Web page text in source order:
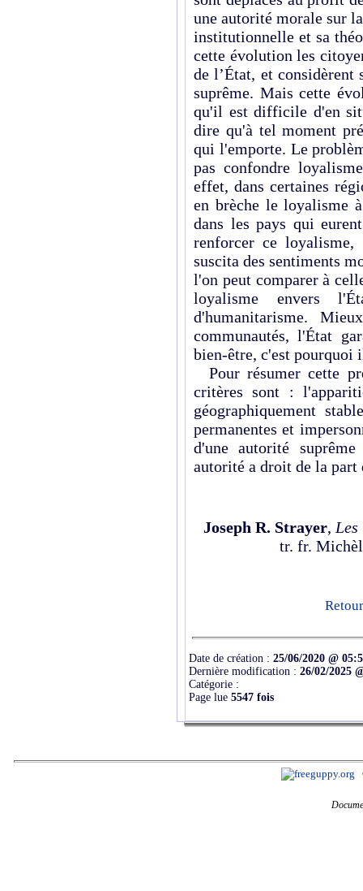
une autorité morale sur
institutionnelle et sa
cette évolution les
de l’État, et considèrent
suprême. Mais cette
qu'il est difficile d'en
dire qu'à tel moment
qui l'emporte. Le
pas confondre
effet, dans certaines
en brèche le loyalisme
dans les pays qui
renforcer ce
suscita des sentiments
l'on peut comparer à
loyalisme envers
d'humanitarisme.
communautés, l'État
bien-être, c'est
Pour résumer cette
critères sont :
géographiquement
permanentes et
d'une autorité
autorité a droit de la part
Joseph R. Strayer,
tr. fr.
Date de création : 25/06/2020 @
Dernière modification : 26/02/2025
Catégorie :
Page lue 5547 fois